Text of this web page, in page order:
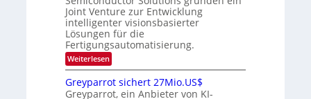
s
H
a
l
b
j
a
h
m
t
i
n
d
e
r
D
A
C
K
u
r
s
v
o
n
P
h
o
Joint Venture zur Entwicklung
intelligenter visionsbasierter
Lösungen für die
Fertigungsautomatisierung.
Weiterlesen:
M
t
s
Greyparrot sichert 27Mio.US$
Greyparrot, ein Anbieter von KI-